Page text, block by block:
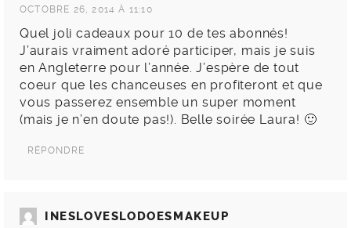
OCTOBRE 26, 2014 À 11:10
Quel joli cadeaux pour 10 de tes abonnés!
J’aurais vraiment adoré participer, mais je suis
en Angleterre pour l’année. J’espère de tout
coeur que les chanceuses en profiteront et que
vous passerez ensemble un super moment
(mais je n’en doute pas!). Belle soirée Laura! 🙂
RÉPONDRE
INESLOVESLODOESMAKEUP